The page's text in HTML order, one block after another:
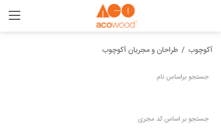
آکوچوب / طراحان و مجریان آکوچوب